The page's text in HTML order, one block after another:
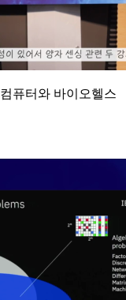
퓨터와 바이오헬스